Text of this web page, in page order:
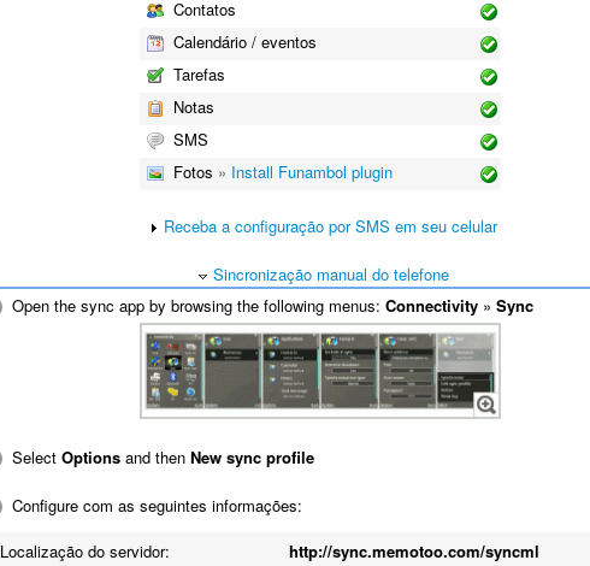
Contatos
Calendário / eventos
Tarefas
Notas
SMS
Fotos » Install Funambol plugin
Receba a configuração por SMS em seu celular
Sincronização manual do telefone
Open the sync app by browsing the following menus: Connectivity » Sync
Select Options and then New sync profile
Configure com as seguintes informações:
Localização do servidor:
http://sync.memotoo.com/syncml